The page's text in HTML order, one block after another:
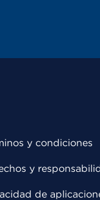
y condiciones
y
de